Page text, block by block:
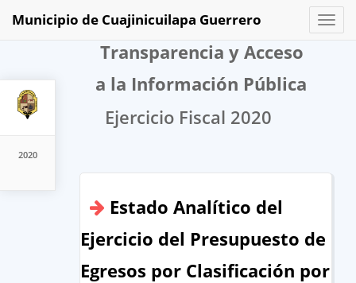
2020
Toggle
Municipio de Cuajinicuilapa Guerrero
Transparencia y Acceso
a la Información Pública
Ejercicio Fiscal 2020
Estado Analítico del
Ejercicio del Presupuesto de
Egresos por Clasificación por